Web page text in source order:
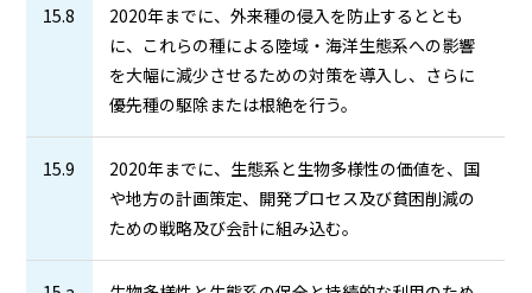
15.8
2020年までに、外来種の侵入を防止するととも
に、これらの種による陸域・海洋生態系への影響
を大幅に減少させるための対策を導入し、さらに
優先種の駆除または根絶を行う。
15.9
2020年までに、生態系と生物多様性の価値を、国
や地方の計画策定、開発プロセス及び貧困削減の
ための戦略及び会計に組み込む。